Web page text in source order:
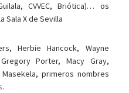
CVVEC, Briótica)… os
Sala X de Sevilla
Herbie Hancock, Wayne
Porter, Macy Gray,
primeros nombres
.